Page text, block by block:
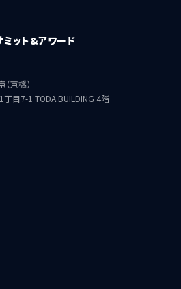
ット&アワード
京橋）
目7-1 TODA BUILDING 4階